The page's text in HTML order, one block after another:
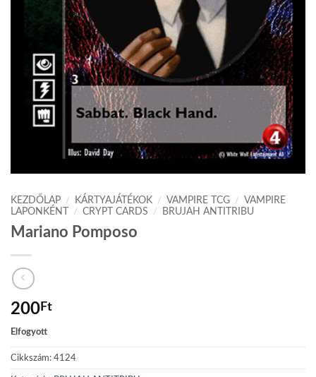
KEZDŐLAP / KÁRTYAJÁTÉKOK / VAMPIRE TCG /
VAMPIRE
LAPONKÉNT
/ CRYPT CARDS / BRUJAH ANTITRIBU
Mariano Pomposo
200Ft
Elfogyott
Cikkszám: 4124